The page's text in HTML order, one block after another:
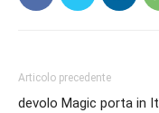
Articolo precedente
devolo Magic porta in